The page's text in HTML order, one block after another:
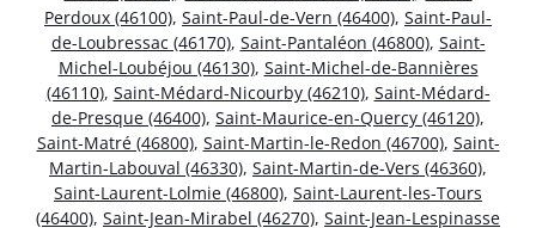
Perdoux (46100), Saint-Paul-de-Vern (46400), Saint-Paul-
de-Loubressac (46170), Saint-Pantaléon (46800), Saint-
Michel-Loubéjou (46130), Saint-Michel-de-Bannières
(46110), Saint-Médard-Nicourby (46210), Saint-Médard-
de-Presque (46400), Saint-Maurice-en-Quercy (46120),
Saint-Matré (46800), Saint-Martin-le-Redon (46700), Saint-
Martin-Labouval (46330), Saint-Martin-de-Vers (46360),
Saint-Laurent-Lolmie (46800), Saint-Laurent-les-Tours
(46400), Saint-Jean-Mirabel (46270), Saint-Jean-Lespinasse